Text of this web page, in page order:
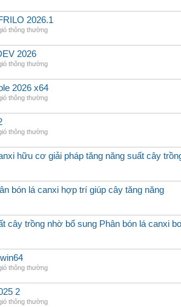
2026.1
thông thường
2026
thông thường
2026 x64
thông thường
thông thường
hữu cơ giải pháp tăng năng suất cây
bón lá canxi hợp trí giúp cây tăng năng
cây trồng nhờ bổ sung Phân bón lá canxi
thông thường
2
thông thường